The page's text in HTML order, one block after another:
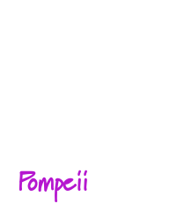
Pompeii